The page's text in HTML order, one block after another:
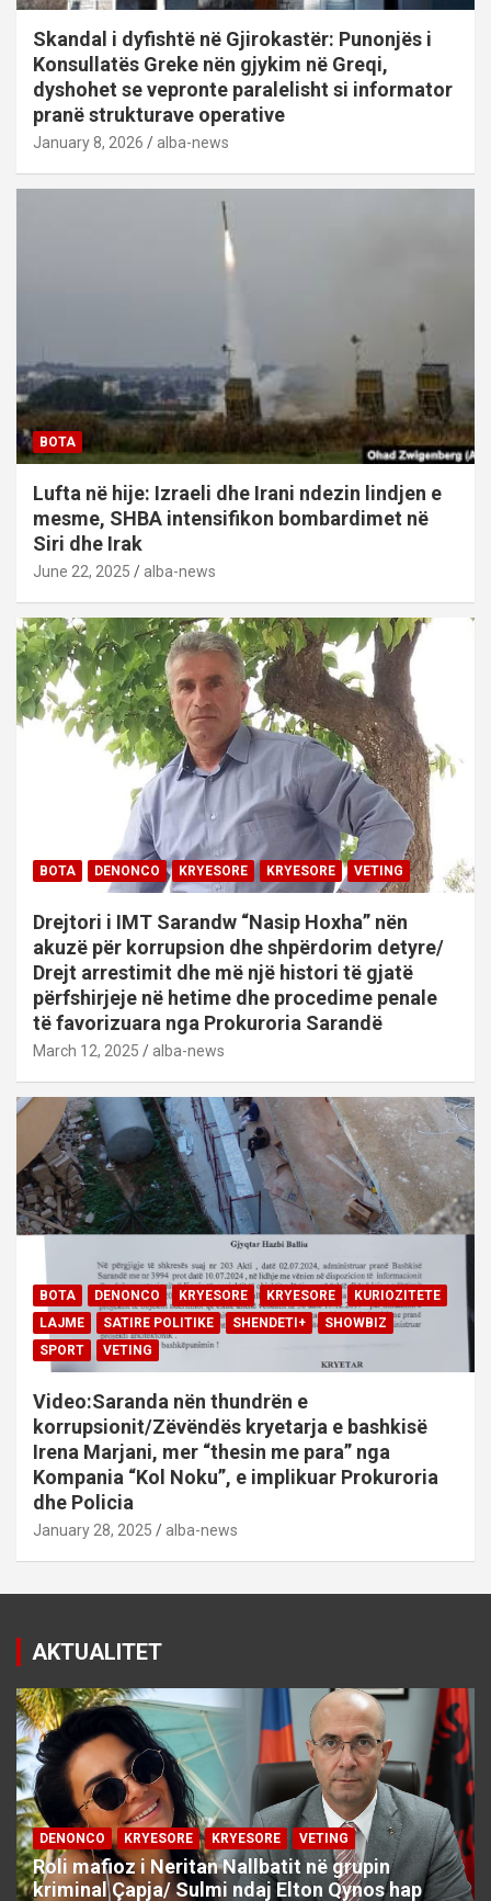
Skandal i dyfishtë në Gjirokastër: Punonjës i
Konsullatës Greke nën gjykim në Greqi,
dyshohet se vepronte paralelisht si informator
pranë strukturave operative
January 8, 2026 alba-news
BOTA
Lufta në hije: Izraeli dhe Irani ndezin lindjen e
mesme, SHBA intensifikon bombardimet në
Siri dhe Irak
June 22, 2025 alba-news
BOTA DENONCO KRYESORE KRYESORE VETING
Drejtori i IMT Sarandw “Nasip Hoxha” nën
akuzë për korrupsion dhe shpërdorim detyre/
Drejt arrestimit dhe më një histori të gjatë
përfshirjeje në hetime dhe procedime penale
të favorizuara nga Prokuroria Sarandë
March 12, 2025 alba-news
BOTA DENONCO KRYESORE KRYESORE
KURIOZITETE
LAJME
SATIRE POLITIKE SHENDETI+
SHOWBIZ
SPORT
VETING
Video:Saranda nën thundrën e
korrupsionit/Zëvëndës kryetarja e bashkisë
Irena Marjani, mer “thesin me para” nga
Kompania “Kol Noku”, e implikuar Prokuroria
dhe Policia
January 28, 2025 alba-news
AKTUALITET
DENONCO KRYESORE KRYESORE VETING
Roli mafioz i Neritan Nallbatit në grupin
kriminal Çapja/ Sulmi ndaj Elton Qynos hap